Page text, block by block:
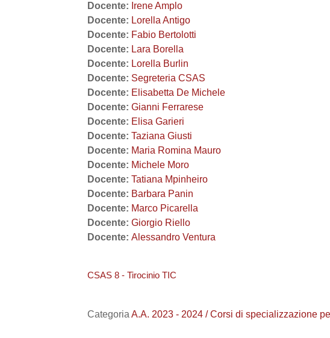
Docente: Irene Amplo
Docente: Lorella Antigo
Docente: Fabio Bertolotti
Docente: Lara Borella
Docente: Lorella Burlin
Docente: Segreteria CSAS
Docente: Elisabetta De Michele
Docente: Gianni Ferrarese
Docente: Elisa Garieri
Docente: Taziana Giusti
Docente: Maria Romina Mauro
Docente: Michele Moro
Docente: Tatiana Mpinheiro
Docente: Barbara Panin
Docente: Marco Picarella
Docente: Giorgio Riello
Docente: Alessandro Ventura
CSAS 8 - Tirocinio TIC
Categoria A.A. 2023 - 2024 / Corsi di specializzazione